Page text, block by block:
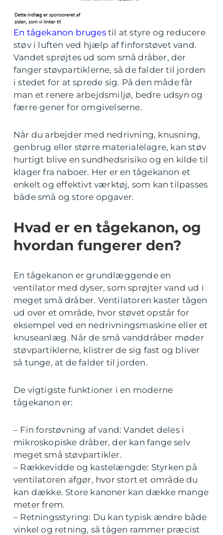
En tågekanon brugestil at styre og reducere
støv i luften ved hjælp af finforstøvet vand.
Vandet sprøjtes ud som små dråber, der
fanger støvpartiklerne, så de falder til jorden
i stedet for at sprede sig. På den måde får
man et renere arbejdsmiljø, bedre udsyn og
færre gener for omgivelserne.
Når du arbejder med nedrivning, knusning,
genbrug eller større materialelagre, kan støv
hurtigt blive en sundhedsrisiko og en kilde til
klager fra naboer. Her er en tågekanon et
enkelt og effektivt værktøj, som kan tilpasses
både små og store opgaver.
Hvad er en tågekanon, og
hvordan fungerer den?
En tågekanon er grundlæggende en
ventilator med dyser, som sprøjter vand ud i
meget små dråber. Ventilatoren kaster tågen
ud over et område, hvor støvet opstår for
eksempel ved en nedrivningsmaskine eller et
knuseanlæg. Når de små vanddråber møder
støvpartiklerne, klistrer de sig fast og bliver
så tunge, at de falder til jorden.
De vigtigste funktioner i en moderne
tågekanon er:
– Fin forstøvning af vand: Vandet deles i
mikroskopiske dråber, der kan fange selv
meget små støvpartikler.
– Rækkevidde og kastelængde: Styrken på
ventilatoren afgør, hvor stort et område du
kan dække. Store kanoner kan dække mange
meter frem.
– Retningsstyring: Du kan typisk ændre både
vinkel og retning, så tågen rammer præcist